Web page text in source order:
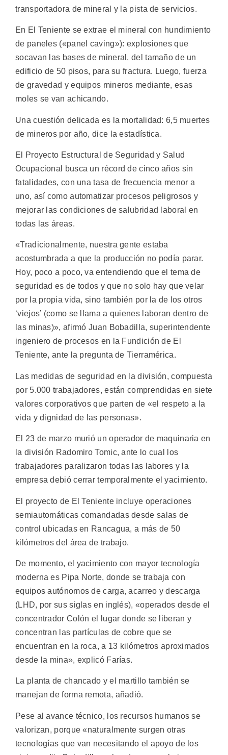
transportadora de mineral y la pista de servicios.
En El Teniente se extrae el mineral con hundimiento
de paneles («panel caving»): explosiones que
socavan las bases de mineral, del tamaño de un
edificio de 50 pisos, para su fractura. Luego, fuerza
de gravedad y equipos mineros mediante, esas
moles se van achicando.
Una cuestión delicada es la mortalidad: 6,5 muertes
de mineros por año, dice la estadística.
El Proyecto Estructural de Seguridad y Salud
Ocupacional busca un récord de cinco años sin
fatalidades, con una tasa de frecuencia menor a
uno, así como automatizar procesos peligrosos y
mejorar las condiciones de salubridad laboral en
todas las áreas.
«Tradicionalmente, nuestra gente estaba
acostumbrada a que la producción no podía parar.
Hoy, poco a poco, va entendiendo que el tema de
seguridad es de todos y que no solo hay que velar
por la propia vida, sino también por la de los otros
‘viejos’ (como se llama a quienes laboran dentro de
las minas)», afirmó Juan Bobadilla, superintendente
ingeniero de procesos en la Fundición de El
Teniente, ante la pregunta de Tierramérica.
Las medidas de seguridad en la división, compuesta
por 5.000 trabajadores, están comprendidas en siete
valores corporativos que parten de «el respeto a la
vida y dignidad de las personas».
El 23 de marzo murió un operador de maquinaria en
la división Radomiro Tomic, ante lo cual los
trabajadores paralizaron todas las labores y la
empresa debió cerrar temporalmente el yacimiento.
El proyecto de El Teniente incluye operaciones
semiautomáticas comandadas desde salas de
control ubicadas en Rancagua, a más de 50
kilómetros del área de trabajo.
De momento, el yacimiento con mayor tecnología
moderna es Pipa Norte, donde se trabaja con
equipos autónomos de carga, acarreo y descarga
(LHD, por sus siglas en inglés), «operados desde el
concentrador Colón el lugar donde se liberan y
concentran las partículas de cobre que se
encuentran en la roca, a 13 kilómetros aproximados
desde la mina», explicó Farías.
La planta de chancado y el martillo también se
manejan de forma remota, añadió.
Pese al avance técnico, los recursos humanos se
valorizan, porque «naturalmente surgen otras
tecnologías que van necesitando el apoyo de los